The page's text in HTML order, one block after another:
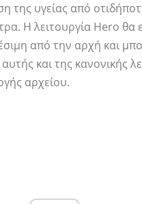
της υγείας από
Η λειτουργία Hero θα
από την αρχή και
και της κανονικής
αρχείου.